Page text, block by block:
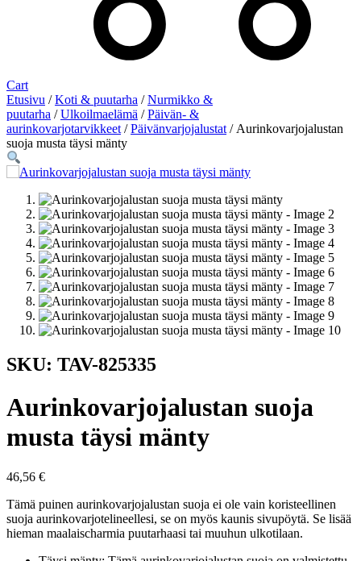
Cart
Etusivu /Koti & puutarha /Nurmikko &
puutarha /Ulkoilmaelämä /Päivän- &
aurinkovarjotarvikkeet /Päivänvarjojalustat / Aurinkovarjojalustan
suoja musta täysi mänty
SKU: TAV-825335
Aurinkovarjojalustan suoja
musta täysi mänty
46,56 €
Tämä puinen aurinkovarjojalustan suoja ei ole vain koristeellinen
suoja aurinkovarjotelineellesi, se on myös kaunis sivupöytä. Se lisää
hieman maalaischarmia puutarhaasi tai muuhun ulkotilaan.